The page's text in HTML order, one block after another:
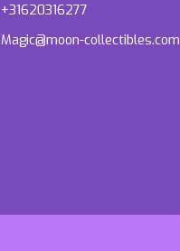
+31620316277
Magic@moon-collectibles.com